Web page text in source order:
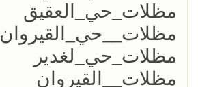
مظلات_حي_العقيق
مظلات__حي_القيروان
مظلات_حي_لغدير
مظلات__القيروان